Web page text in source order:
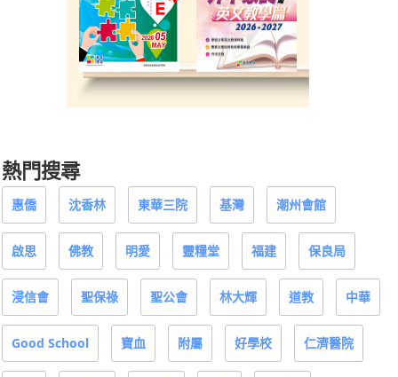
熱門搜尋
惠僑 沈香林 東華三院 基灣 潮州會館
啟思 佛教 明愛 靈糧堂 福建 保良局
浸信會 聖保祿 聖公會 林大輝 道教 中華
Good School 寶血 附屬 好學校 仁濟醫院